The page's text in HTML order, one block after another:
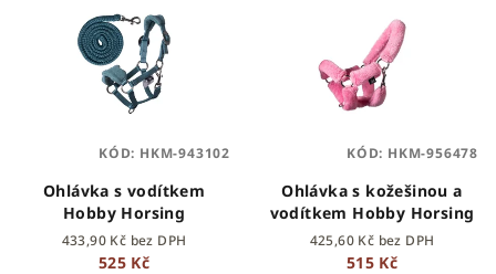
Ohlávka s vodítkem
Hobby Horsing
433,90 Kč bez DPH
525 Kč
KÓD: HKM-943102
Ohlávka s kožešinou a
vodítkem Hobby Horsing
425,60 Kč bez DPH
515 Kč
KÓD: HKM-956478